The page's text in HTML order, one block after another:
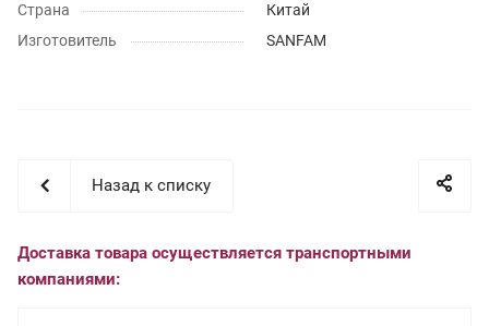
Страна
Китай
Изготовитель
SANFAM
Назад к списку
Доставка товара осуществляется транспортными
компаниями: